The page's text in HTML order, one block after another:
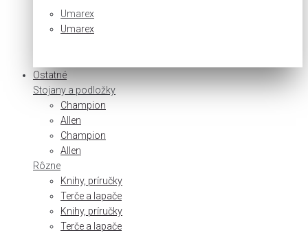
Umarex
Umarex
Ostatné
Stojany a podložky
Champion
Allen
Champion
Allen
Rôzne
Knihy, príručky
Terče a lapače
Knihy, príručky
Terče a lapače